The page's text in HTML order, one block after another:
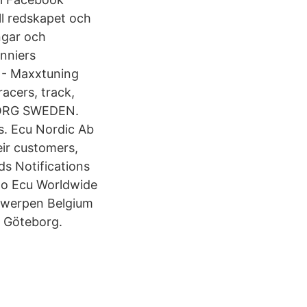
redskapet och
och
Maxxtuning
track,
SWEDEN.
Ecu Nordic Ab
customers,
Notifications
Ecu Worldwide
Belgium